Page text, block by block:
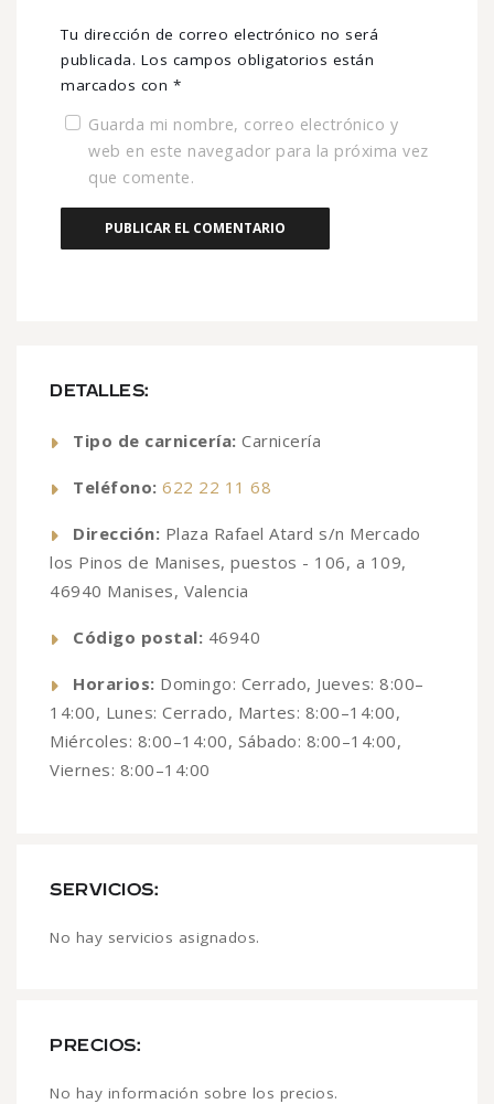
DETALLES:
Tipo de carnicería: Carnicería
Teléfono: 622 22 11 68
Dirección: Plaza Rafael Atard s/n Mercado
los Pinos de Manises, puestos - 106, a 109,
46940 Manises, Valencia
Código postal: 46940
Horarios: Domingo: Cerrado, Jueves: 8:00–
14:00, Lunes: Cerrado, Martes: 8:00–14:00,
Miércoles: 8:00–14:00, Sábado: 8:00–14:00,
Viernes: 8:00–14:00
SERVICIOS:
No hay servicios asignados.
PRECIOS:
No hay información sobre los precios.
Tu dirección de correo electrónico no será
publicada. Los campos obligatorios están
marcados con *
Guarda mi nombre, correo electrónico y
web en este navegador para la próxima vez
que comente.